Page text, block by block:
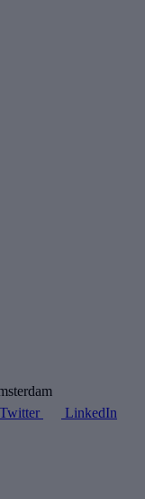
Twitter LinkedIn